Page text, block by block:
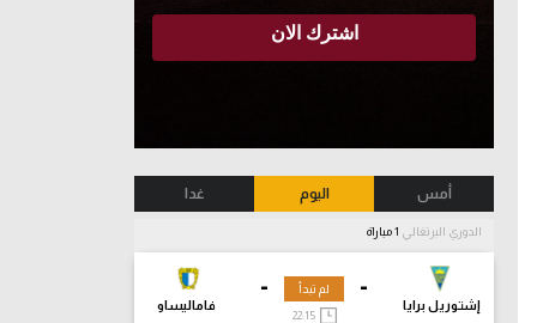
أمس اليوم غدا
الدوري البرتغالي
-
إشتوريل برايا
-
فاماليساو
لم تبدأ
22:15